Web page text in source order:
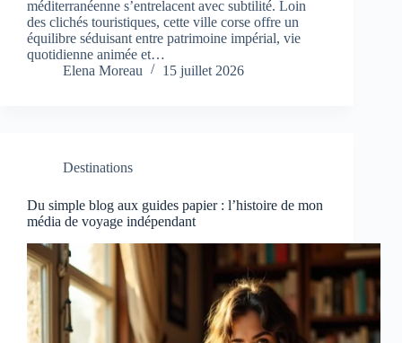
méditerranéenne s’entrelacent avec subtilité. Loin
des clichés touristiques, cette ville corse offre un
équilibre séduisant entre patrimoine impérial, vie
quotidienne animée et…
Elena Moreau
15 juillet 2026
Destinations
Du simple blog aux guides papier : l’histoire de mon
média de voyage indépendant